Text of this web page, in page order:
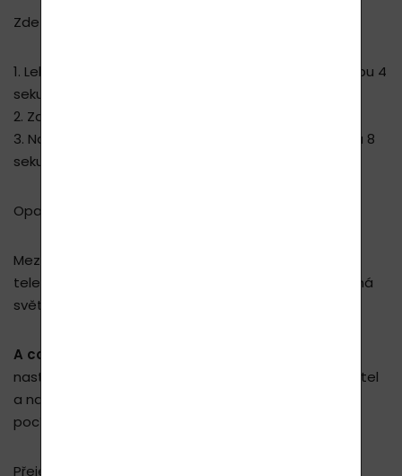
Zde je sekvence cvičení:
1. Lehněte si na záda a nadechujte se nosem po dobu 4
sekund.
2. Zadržte dech na 7 sekund.
3. Nakonec pomalu vydechujte také nosem po dobu 8
sekund.
Opakujte sekvenci, dokud se nebudete cítit klidně.
Mezitím si vytvořte klidné a tiché prostředí: vypněte
televizi, rádio, počítač, odložte telefon a ztlumte silná
světla.
A co vám doporučujeme zejména
nastříkejte do své ložnice do prostoru, dále nad postel
a na sebe trochu Lavyl Auricum Sensitive! Okamžitě
pocítíte jeho vyrovnávací, uklidňující účinek!
Přejeme Vám vždy dobrou a klidnou noc